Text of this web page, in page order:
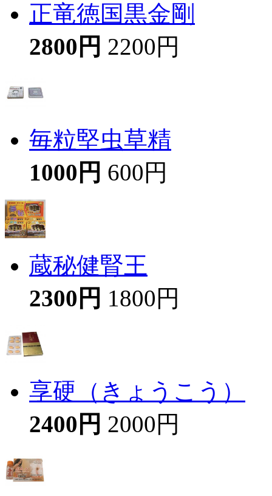
正竜徳国黒金剛
2800円 2200円
毎粒堅虫草精
1000円 600円
蔵秘健腎王
2300円 1800円
享硬（きょうこう）
2400円 2000円